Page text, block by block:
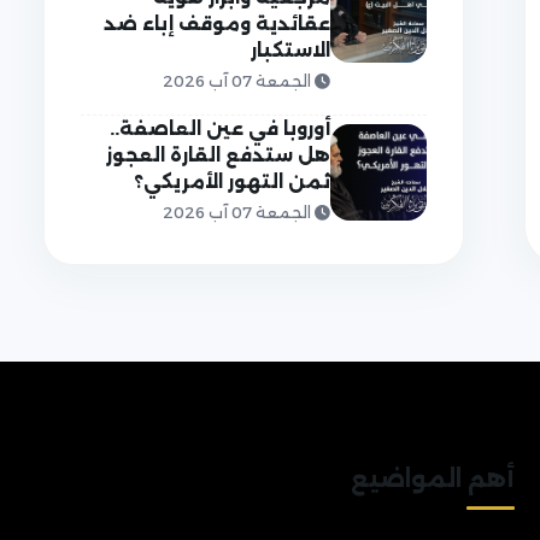
عقائدية وموقف إباء ضد
الاستكبار
الجمعة 07 آب 2026
أوروبا في عين العاصفة..
هل ستدفع القارة العجوز
ثمن التهور الأمريكي؟
الجمعة 07 آب 2026
أهم المواضيع